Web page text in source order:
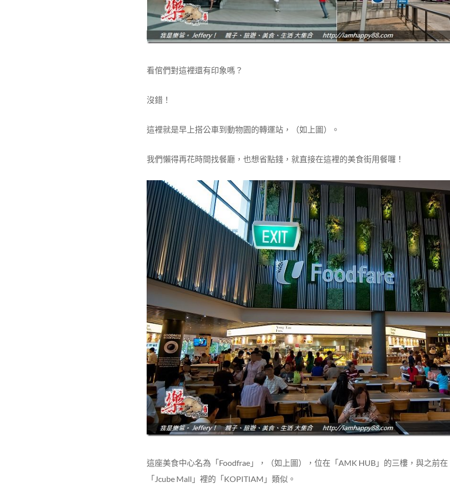
看倌們對這裡還有印象嗎？
沒錯！
這裡就是早上搭公車到動物園的轉運站，（如上圖）。
我們懶得再花時間找餐廳，也想省點錢，就直接在這裡的美食街用餐囉！
這座美食中心名為「Foodfrae」，（如上圖），位在「AMK HUB」的三樓，與之前
「Jcube Mall」裡的「KOPITIAM」類似。